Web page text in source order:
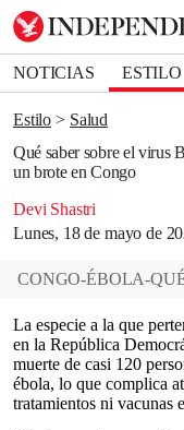
NOTICIAS ESTILO
DEPORTES
Estilo
Salud
Qué saber sobre el virus
un brote en Congo
Devi Shastri
Lunes, 18 de mayo de
Bookmark
Removed from
Close popover
CONGO-ÉBOLA-
La especie a la que
en la República
muerte de casi 120
ébola, lo que complica
tratamientos ni vacunas